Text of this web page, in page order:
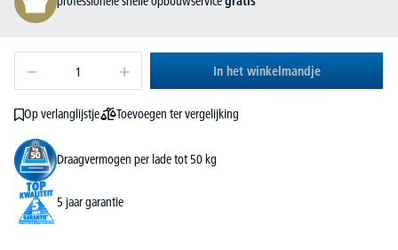
In het winkelmandje
Op verlanglijstje Toevoegen ter vergelijking
Draagvermogen per lade tot 50 kg
5 jaar garantie